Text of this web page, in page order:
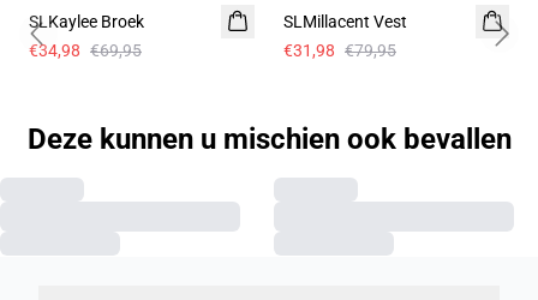
SLKaylee Broek
€34,98 €69,95
SLMillacent Vest
€31,98 €79,95
Previous slide Next
Deze kunnen u mischien ook bevallen